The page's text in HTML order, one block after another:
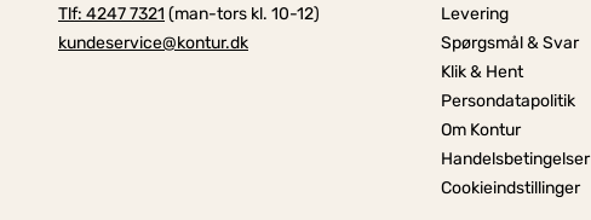
Tlf: 4247 7321 (man-tors kl. 10-12)
kundeservice@kontur.dk
Levering
Spørgsmål & Svar
Klik & Hent
Persondatapolitik
Om Kontur
Handelsbetingelser
Cookieindstillinger